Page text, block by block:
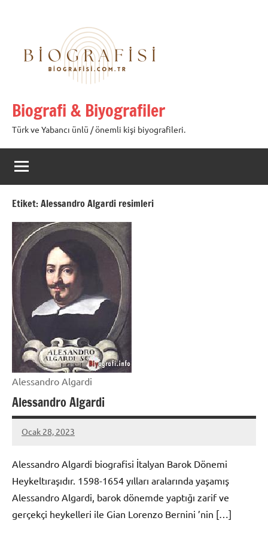
Biografi & Biyografiler
Türk ve Yabancı ünlü / önemli kişi biyografileri.
Etiket:Alessandro Algardi resimleri
Alessandro Algardi
Alessandro Algardi
Ocak 28, 2023
admin
Alessandro Algardi biografisi İtalyan Barok Dönemi
Heykeltıraşıdır. 1598-1654 yılları aralarında yaşamış
Alessandro Algardi, barok dönemde yaptığı zarif ve
gerçekçi heykelleri ile Gian Lorenzo Bernini ’nin […]